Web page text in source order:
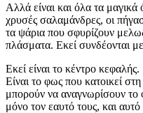
Αλλά είναι και όλα τα μαγικά
χρυσές σαλαμάνδρες, οι
τα ψάρια που σφυρίζουν
πλάσματα. Εκεί συνδέονται
Εκεί είναι το κέντρο κεφαλής.
Είναι το φως που κατοικεί
μπορούν να αναγνωρίσουν το
μόνο τον εαυτό τους, και